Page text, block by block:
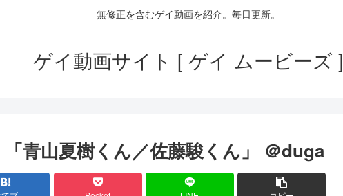
無修正を含むゲイ動画を紹介。毎日更新。
ゲイ動画サイト [ ゲイ ムービーズ ]
青山夏樹くん／佐藤駿くん」 ＠duga